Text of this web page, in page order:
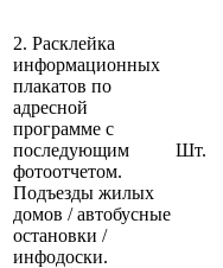
2. Расклейка
информационных
плакатов по
адресной
программе с
последующим
фотоотчетом.
Подъезды жилых
домов / автобусные
остановки /
инфодоски.
Шт.